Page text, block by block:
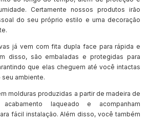
Certamente nossos produtos irão
do seu próprio estilo e uma decoração
já vem com fita dupla face para rápida e
disso, são embaladas e protegidas para
que elas cheguem até você intactas
seu ambiente.
molduras produzidas a partir de madeira de
laqueado e acompanham
fácil instalação. Além disso, você também